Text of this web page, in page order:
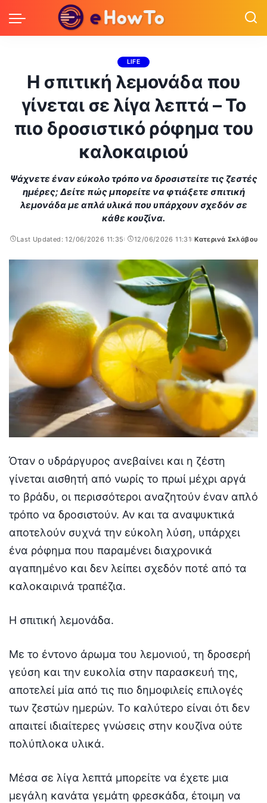
LIFE
Η σπιτική λεμονάδα που
γίνεται σε λίγα λεπτά – Το
πιο δροσιστικό ρόφημα του
καλοκαιριού
Ψάχνετε έναν εύκολο τρόπο να δροσιστείτε τις ζεστές
ημέρες; Δείτε πώς μπορείτε να φτιάξετε σπιτική
λεμονάδα με απλά υλικά που υπάρχουν σχεδόν σε
κάθε κουζίνα.
Last Updated: 12/06/2026 11:35 12/06/2026 11:31
Posted
Κατερινά Σκλάβου
Όταν ο υδράργυρος ανεβαίνει και η ζέστη
γίνεται αισθητή από νωρίς το πρωί μέχρι αργά
το βράδυ, οι περισσότεροι αναζητούν έναν απλό
τρόπο να δροσιστούν. Αν και τα αναψυκτικά
αποτελούν συχνά την εύκολη λύση, υπάρχει
ένα ρόφημα που παραμένει διαχρονικά
αγαπημένο και δεν λείπει σχεδόν ποτέ από τα
καλοκαιρινά τραπέζια.
Η σπιτική λεμονάδα.
Με το έντονο άρωμα του λεμονιού, τη δροσερή
γεύση και την ευκολία στην παρασκευή της,
αποτελεί μία από τις πιο δημοφιλείς επιλογές
των ζεστών ημερών. Το καλύτερο είναι ότι δεν
απαιτεί ιδιαίτερες γνώσεις στην κουζίνα ούτε
πολύπλοκα υλικά.
Μέσα σε λίγα λεπτά μπορείτε να έχετε μια
μεγάλη κανάτα γεμάτη φρεσκάδα, έτοιμη να